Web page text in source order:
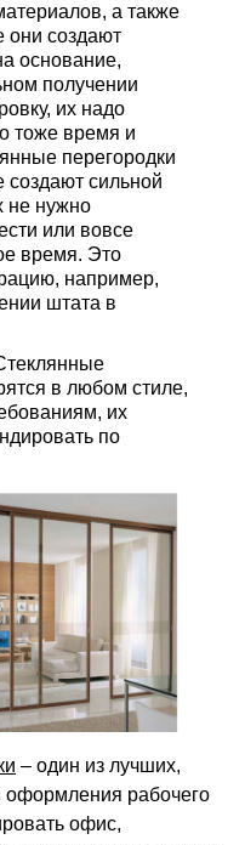
а также
они создают
основание,
получении
их надо
тоже время и
перегородки
создают сильной
не нужно
или вовсе
время. Это
например,
штата в
в любом стиле,
их
по
– один из лучших,
оформления рабочего
офис,